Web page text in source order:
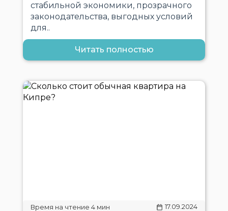
стабильной экономики, прозрачного
законодательства, выгодных условий
для..
Читать полностью
17.09.2024